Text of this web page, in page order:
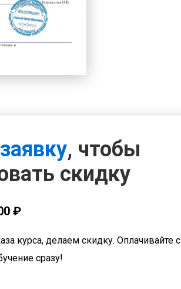
, чтобы
скидку
₽
курса, делаем скидку. Оплачивайте с
сразу!